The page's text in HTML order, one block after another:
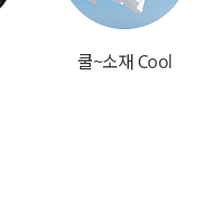
쿨~소재 Cool